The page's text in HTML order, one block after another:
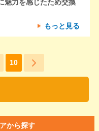
魅力を感じたため交換
もっと見る
10
から探す